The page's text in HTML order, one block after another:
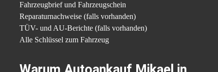
Fahrzeugbrief und Fahrzeugschein
Reparaturnachweise (falls vorhanden)
TÜV- und AU-Berichte (falls vorhanden)
Alle Schlüssel zum Fahrzeug